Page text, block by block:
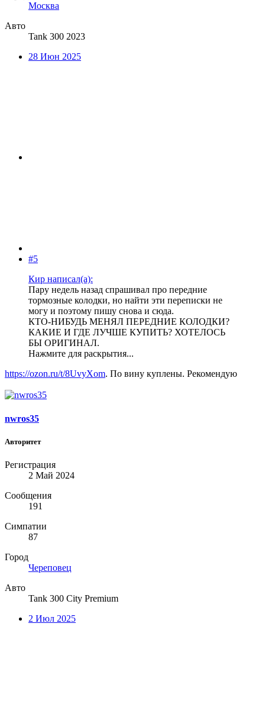
Москва
Авто
Tank 300 2023
28 Июн 2025
#5
Кир написал(а):
Пару недель назад спрашивал про передние
тормозные колодки, но найти эти переписки не
могу и поэтому пишу снова и сюда.
КТО-НИБУДЬ МЕНЯЛ ПЕРЕДНИЕ КОЛОДКИ?
КАКИЕ И ГДЕ ЛУЧШЕ КУПИТЬ? ХОТЕЛОСЬ
БЫ ОРИГИНАЛ.
Нажмите для раскрытия...
https://ozon.ru/t/8UvyXom. По вину куплены. Рекомендую
nwros35
Авторитет
Регистрация
2 Май 2024
Сообщения
191
Симпатии
87
Город
Череповец
Авто
Tank 300 City Premium
2 Июл 2025